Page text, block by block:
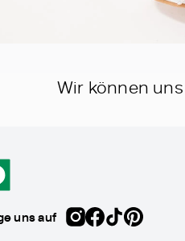
Wir können
uns auf